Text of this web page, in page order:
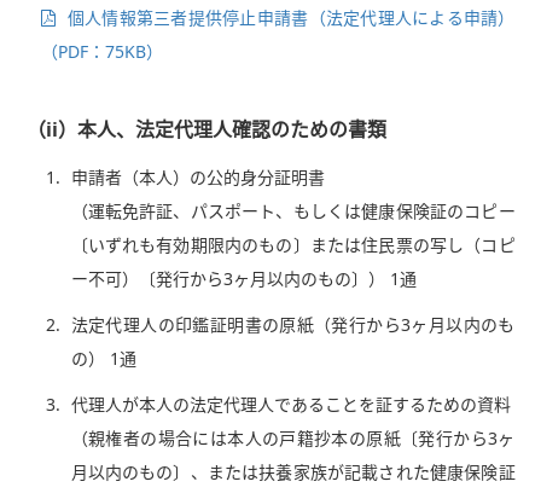
個人情報第三者提供停止申請書（法定代理人による申請）
（PDF：75KB）
（ii）本人、法定代理人確認のための書類
1. 申請者（本人）の公的身分証明書
（運転免許証、パスポート、もしくは健康保険証のコピー
〔いずれも有効期限内のもの〕または住民票の写し（コピ
ー不可）〔発行から3ヶ月以内のもの〕） 1通
2. 法定代理人の印鑑証明書の原紙（発行から3ヶ月以内のも
の） 1通
3. 代理人が本人の法定代理人であることを証するための資料
（親権者の場合には本人の戸籍抄本の原紙〔発行から3ヶ
月以内のもの〕、または扶養家族が記載された健康保険証